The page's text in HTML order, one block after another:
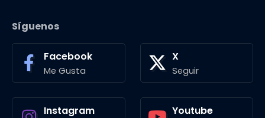
Síguenos
Facebook
Me Gusta
X
Seguir
Instagram Youtube